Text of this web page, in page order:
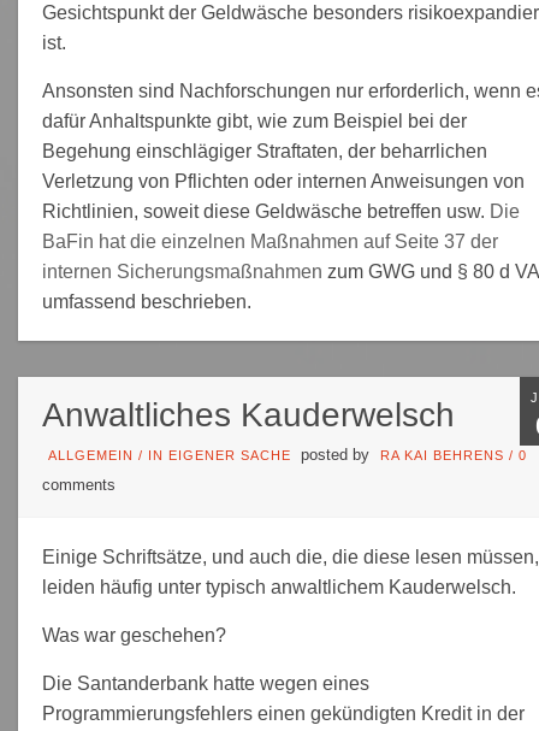
Gesichtspunkt der Geldwäsche besonders
ist.
Ansonsten sind Nachforschungen nur erforderlich, wenn
dafür Anhaltspunkte gibt, wie zum Beispiel bei der
Begehung einschlägiger Straftaten, der beharrlichen
Verletzung von Pflichten oder internen Anweisungen von
Richtlinien, soweit diese Geldwäsche betreffen usw. Die
BaFin hat die einzelnen Maßnahmen auf Seite 37 der
internen Sicherungsmaßnahmen zum GWG und § 80 d
umfassend beschrieben.
Anwaltliches Kauderwelsch
ALLGEMEIN / IN EIGENER SACHE posted by RA KAI BEHRENS / 0
comments
Einige Schriftsätze, und auch die, die diese lesen müssen,
leiden häufig unter typisch anwaltlichem Kauderwelsch.
Was war geschehen?
Die Santanderbank hatte wegen eines
Programmierungsfehlers einen gekündigten Kredit in der